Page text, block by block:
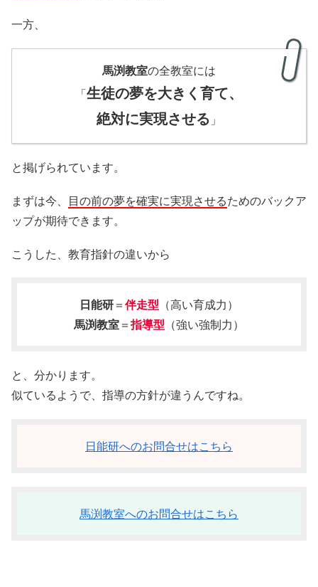
一方、
馬渕教室の全教室には
「生徒の夢を大きく育て、
絶対に実現させる 」
と掲げられています。
まずは今、 目の前の夢を確実に実現させるためのバックア
ップが期待できます。
こうした、教育指針の違いから
日能研＝伴走型 （高い育成力）
馬渕教室＝指導型 （強い強制力）
と、分かります。
似ているようで、指導の方針が違うんですね。
日能研へのお問合せはこちら
馬渕教室へのお問合せはこちら